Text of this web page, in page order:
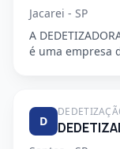
Jacarei - SP
A
é uma empresa
D